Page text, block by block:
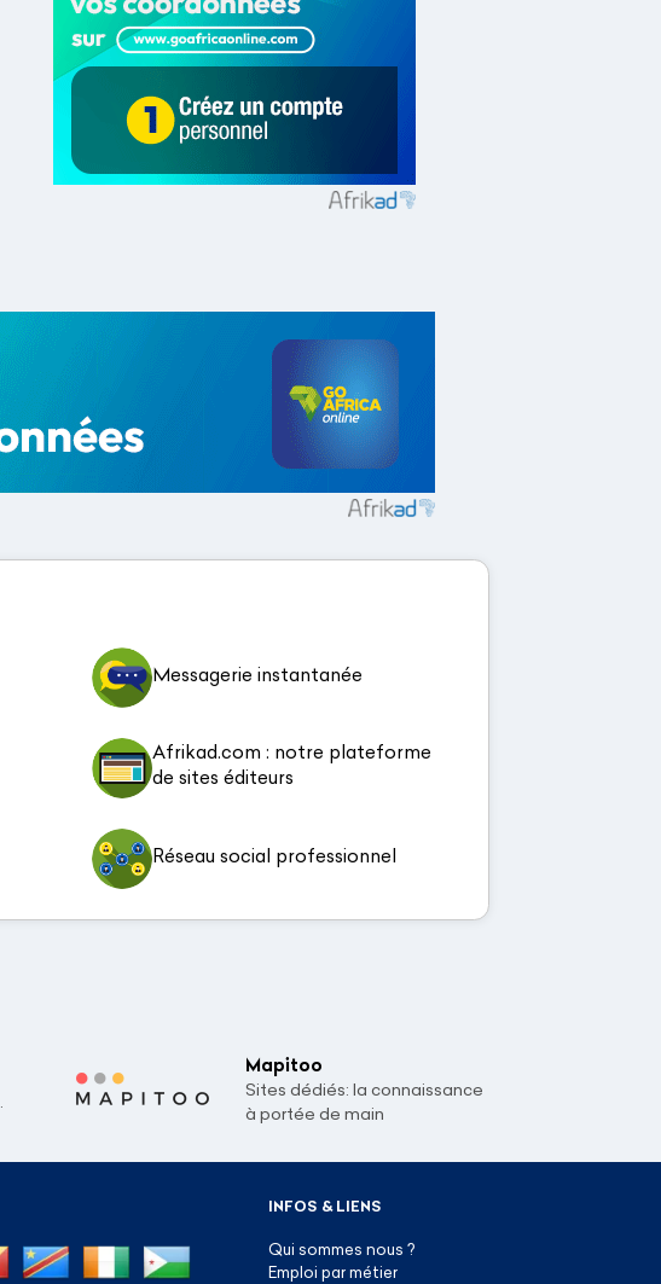
Messagerie instantanée
Afrikad.com : notre plateforme
de sites éditeurs
Réseau social professionnel
Mapitoo
Sites dédiés: la connaissance
à portée de main
INFOS & LIENS
Qui sommes nous ?
Emploi par métier